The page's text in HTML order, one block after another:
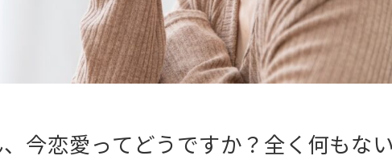
今恋愛ってどうですか？全く何もない